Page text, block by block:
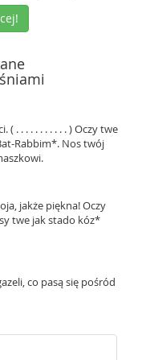
( . . . . . . . . . . . ) Oczy twe
Rabbim*. Nos twój
jakże piękna! Oczy
twe jak stado kóz*
co pasą się pośród